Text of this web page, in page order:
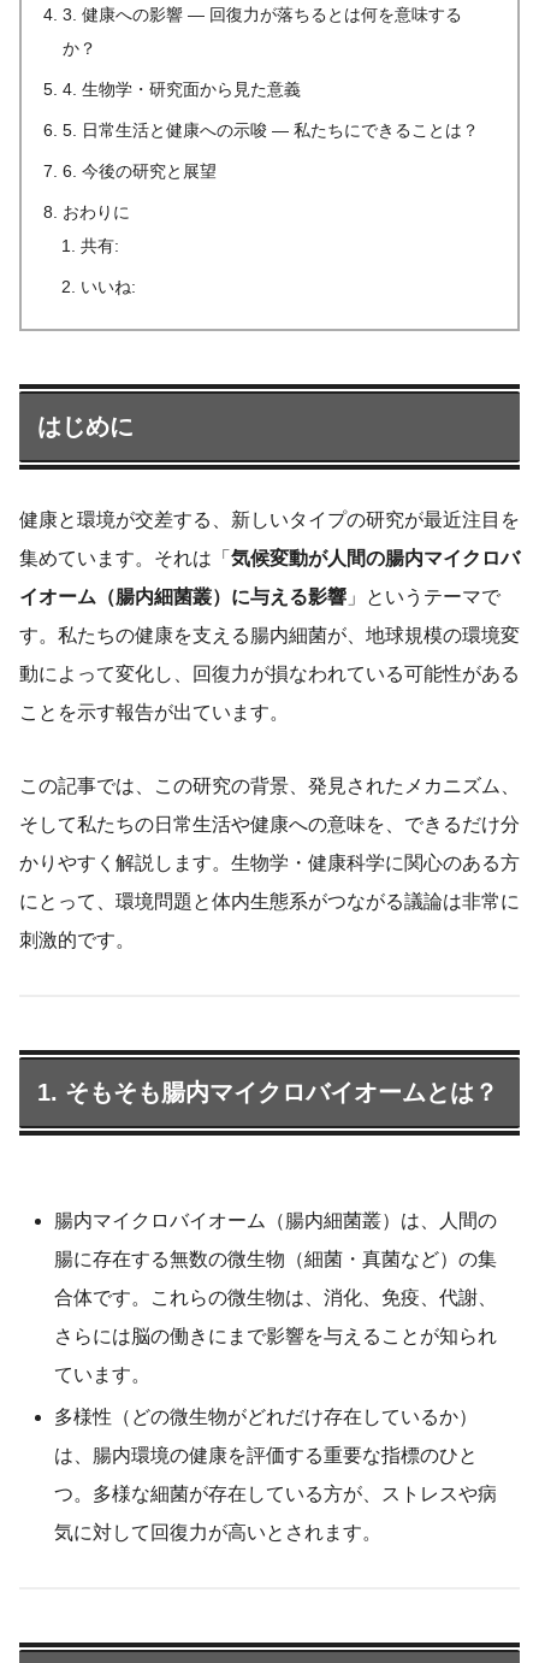
3. 健康への影響 — 回復力が落ちるとは何を意味する
か？
4. 生物学・研究面から見た意義
5. 日常生活と健康への示唆 — 私たちにできることは？
6. 今後の研究と展望
おわりに
共有:
いいね:
はじめに
健康と環境が交差する、新しいタイプの研究が最近注目を
集めています。それは「 気候変動が人間の腸内マイクロバ
イオーム（腸内細菌叢）に与える影響 」というテーマで
す。私たちの健康を支える腸内細菌が、地球規模の環境変
動によって変化し、回復力が損なわれている可能性がある
ことを示す報告が出ています。
この記事では、この研究の背景、発見されたメカニズム、
そして私たちの日常生活や健康への意味を、できるだけ分
かりやすく解説します。生物学・健康科学に関心のある方
にとって、環境問題と体内生態系がつながる議論は非常に
刺激的です。
1. そもそも腸内マイクロバイオームとは？
腸内マイクロバイオーム（腸内細菌叢）は、人間の
腸に存在する無数の微生物（細菌・真菌など）の集
合体です。これらの微生物は、消化、免疫、代謝、
さらには脳の働きにまで影響を与えることが知られ
ています。
多様性（どの微生物がどれだけ存在しているか）
は、腸内環境の健康を評価する重要な指標のひと
つ。多様な細菌が存在している方が、ストレスや病
気に対して回復力が高いとされます。